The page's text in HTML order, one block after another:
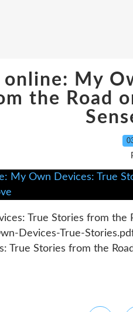
online: My
the Road
True Stories from the
Devices-True-
True Stories from the